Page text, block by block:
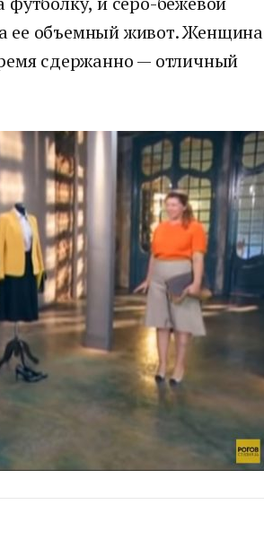
ее объемный живот. Женщина
сдержанно — отличный